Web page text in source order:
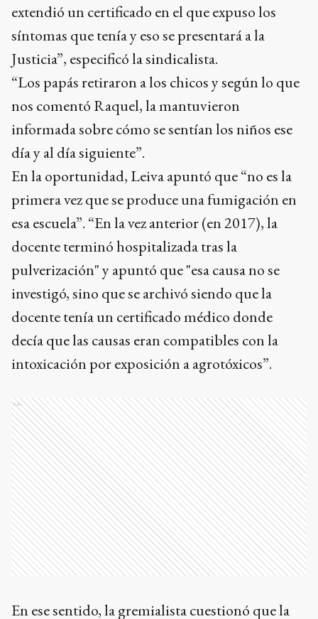
extendió un certificado en el que expuso los
síntomas que tenía y eso se presentará a la
Justicia”, especificó la sindicalista.
“Los papás retiraron a los chicos y según lo que
nos comentó Raquel, la mantuvieron
informada sobre cómo se sentían los niños ese
día y al día siguiente”.
En la oportunidad, Leiva apuntó que “no es la
primera vez que se produce una fumigación en
esa escuela”. “En la vez anterior (en 2017), la
docente terminó hospitalizada tras la
pulverización" y apuntó que "esa causa no se
investigó, sino que se archivó siendo que la
docente tenía un certificado médico donde
decía que las causas eran compatibles con la
intoxicación por exposición a agrotóxicos”.
Ads
En ese sentido, la gremialista cuestionó que la